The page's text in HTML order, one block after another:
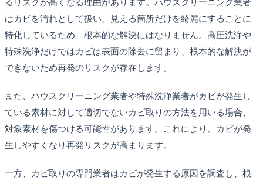
るリスクが高くなる理由があります。ハウスクリーニング業者
はカビを汚れとして扱い、見える箇所だけを綺麗にすることに
特化しているため、根本的な解決にはなりません。高圧洗浄や
特殊洗浄だけではカビは表面の除去に留まり、根本的な解決が
できないため再発のリスクが存在します。
また、ハウスクリーニング業者や特殊洗浄業者がカビが発生し
ている素材に対して適切でないカビ取りの方法を用いる場合、
対象素材を傷つける可能性があります。これにより、カビが発
生しやすくなり再発リスクが高まります。
一方、カビ取りの専門業者はカビが発生する原因を調査し、根